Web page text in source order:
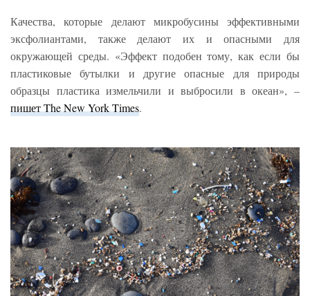
Качества, которые делают микробусины эффективными
эксфолиантами, также делают их и опасными для
окружающей среды. «Эффект подобен тому, как если бы
пластиковые бутылки и другие опасные для природы
образцы пластика измельчили и выбросили в океан», –
пишет The New York Times.